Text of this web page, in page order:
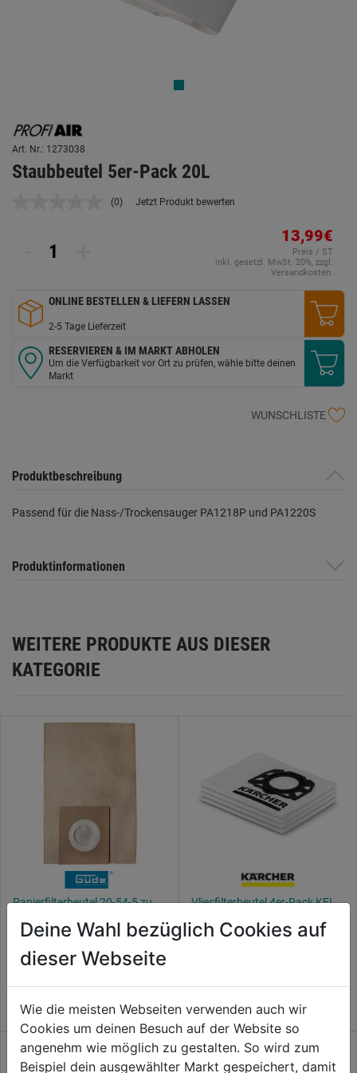
Art. Nr.: 1273038
Staubbeutel 5er-Pack 20L
Kein
(0) Jetzt Produkt bewerten
13,99€
Preis / ST
inkl. gesetzl. MwSt. 20%, zzgl.
Versandkosten.
ONLINE BESTELLEN & LIEFERN LASSEN
2-5 Tage Lieferzeit
RESERVIEREN & IM MARKT ABHOLEN
Um die Verfügbarkeit vor Ort zu prüfen, wähle bitte deinen
Markt
WUNSCHLISTE
Produktbeschreibung
Passend für die Nass-/Trockensauger PA1218P und PA1220S
Produktinformationen
WEITERE PRODUKTE AUS DIESER
KATEGORIE
Papierfilterbeutel 20-54-5 zu
0.0
Sternen.
14,99€
Vliesfilterbeutel 4er-Pack KFI
Sternen.
35
Bewertungen
Deine Wahl bezüglich Cookies auf
dieser Webseite
Wie die meisten Webseiten verwenden auch wir
Cookies um deinen Besuch auf der Website so
angenehm wie möglich zu gestalten. So wird zum
Beispiel dein ausgewählter Markt gespeichert, damit